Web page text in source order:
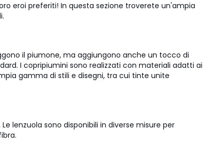
eroi preferiti! In questa sezione troverete un'ampia
il piumone, ma aggiungono anche un tocco di
I copripiumini sono realizzati con materiali adatti ai
gamma di stili e disegni, tra cui tinte unite
lenzuola sono disponibili in diverse misure per